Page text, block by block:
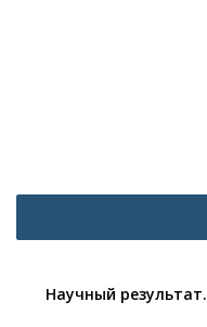
Научный